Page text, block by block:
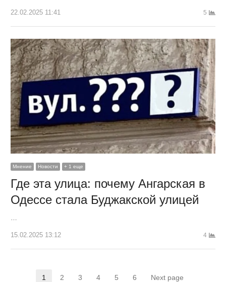
22.02.2025 11:41 5
Мнение Новости + 1 еще
Где эта улица: почему Ангарская в
Одессе стала Буджакской улицей
15.02.2025 13:12 4
ПагинацияСтраница
1 Страница
2 Страница
3 Страница
4 Страница
5 Страница
6 Next page